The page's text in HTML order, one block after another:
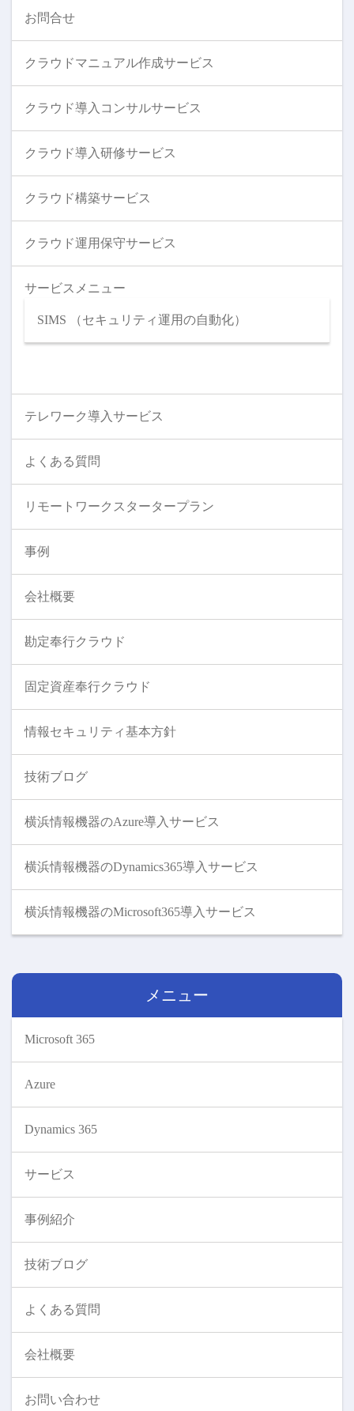
お問合せ
クラウドマニュアル作成サービス
クラウド導入コンサルサービス
クラウド導入研修サービス
クラウド構築サービス
クラウド運用保守サービス
サービスメニュー
SIMS （セキュリティ運用の自動化）
テレワーク導入サービス
よくある質問
リモートワークスタータープラン
事例
会社概要
勘定奉行クラウド
固定資産奉行クラウド
情報セキュリティ基本方針
技術ブログ
横浜情報機器のAzure導入サービス
横浜情報機器のDynamics365導入サービス
横浜情報機器のMicrosoft365導入サービス
メニュー
Microsoft 365
Azure
Dynamics 365
サービス
事例紹介
技術ブログ
よくある質問
会社概要
お問い合わせ